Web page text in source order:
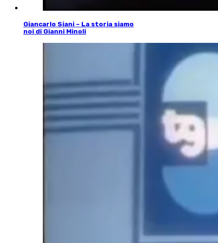
Giancarlo Siani – La storia siamo
noi di Gianni Minoli